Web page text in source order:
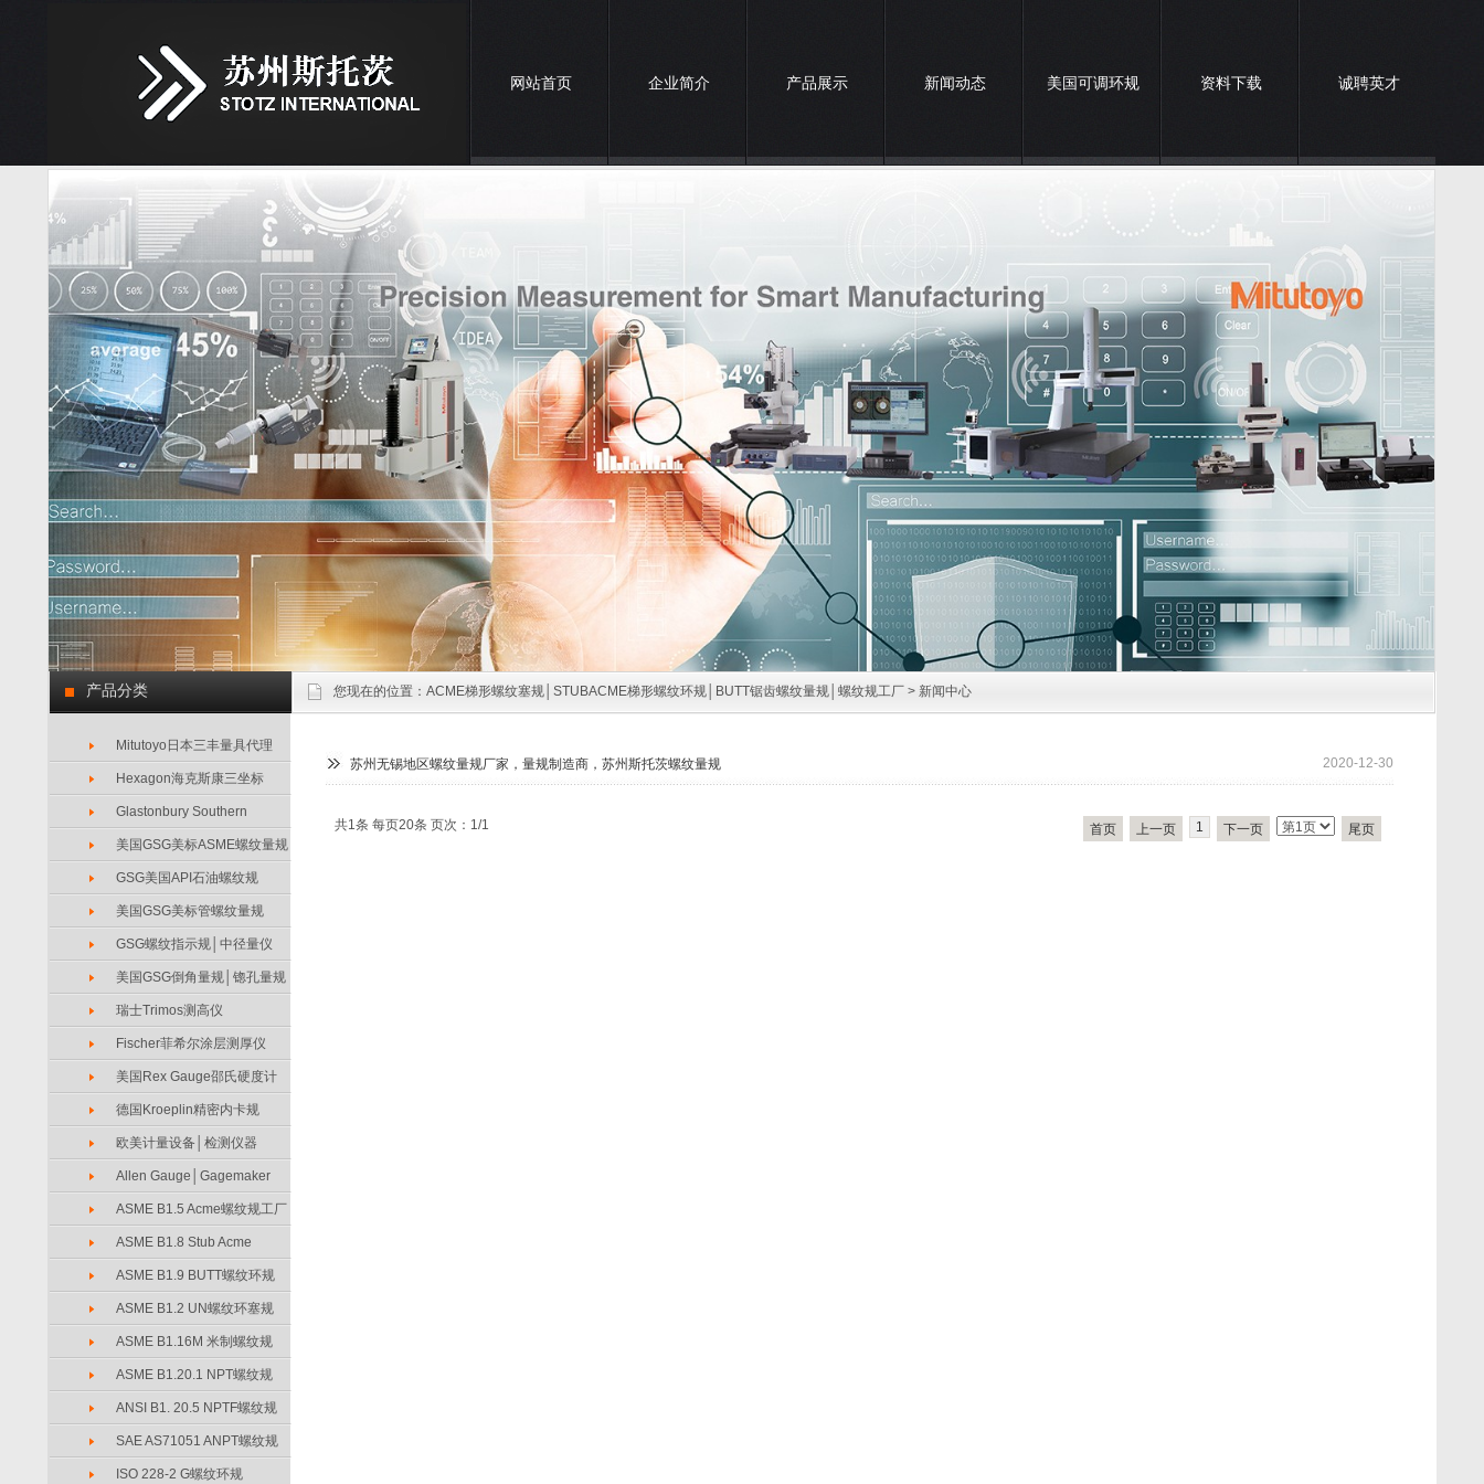
网站首页 企业简介 产品展示 新闻动态 美国可调环规 资料下载 诚聘英才
您现在的位置： ACME梯形螺纹塞规│STUBACME梯形螺纹环规│BUTT锯齿螺纹量规│螺纹规工厂 > 新闻中心
产品分类
Mitutoyo日本三丰量具代理
Hexagon海克斯康三坐标
Glastonbury Southern
美国GSG美标ASME螺纹量规
GSG美国API石油螺纹规
美国GSG美标管螺纹量规
GSG螺纹指示规│中径量仪
美国GSG倒角量规│锪孔量规
瑞士Trimos测高仪
Fischer菲希尔涂层测厚仪
美国Rex Gauge邵氏硬度计
德国Kroeplin精密内卡规
欧美计量设备│检测仪器
Allen Gauge│Gagemaker
ASME B1.5 Acme螺纹规工厂
ASME B1.8 Stub Acme
ASME B1.9 BUTT螺纹环规
ASME B1.2 UN螺纹环塞规
ASME B1.16M 米制螺纹规
ASME B1.20.1 NPT螺纹规
ANSI B1. 20.5 NPTF螺纹规
SAE AS71051 ANPT螺纹规
ISO 228-2 G螺纹环规
苏州无锡地区螺纹量规厂家，量规制造商，苏州斯托茨螺纹量规 2020-12-30
共1条 每页20条 页次：1/1 首页 上一页 1 下一页 尾页